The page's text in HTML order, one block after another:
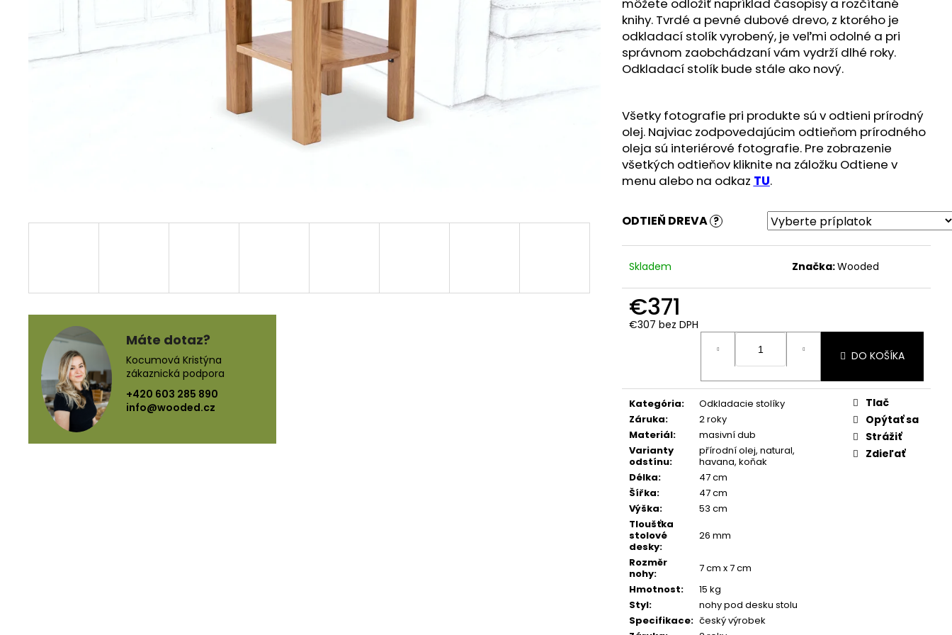
knihy. Tvrdé a pevné dubové drevo, z ktorého je
odkladací stolík vyrobený, je veľmi odolné a pri
správnom zaobchádzaní vám vydrží dlhé roky.
Odkladací stolík bude stále ako nový.
Všetky fotografie pri produkte sú v odtieni prírodný
olej. Najviac zodpovedajúcim odtieňom prírodného
oleja sú interiérové fotografie. Pre zobrazenie
všetkých odtieňov kliknite na záložku Odtiene v
menu alebo na odkaz TU.
ODTIEŇ DREVA ?
Skladem Značka:Wooded
€371
€307 bez DPH
DO KOŠÍKA
Kategória:
Odkladacie stolíky
Záruka:
2 roky
Materiál:
masivní dub
Varianty
odstínu:
přírodní olej, natural,
havana, koňak
Délka:
47 cm
Šířka:
47 cm
Výška:
53 cm
Tloušťka
stolové
desky:
26 mm
Rozměr
nohy:
7 cm x 7 cm
Hmotnost:
15 kg
Styl:
nohy pod desku stolu
Specifikace: český výrobek
Tlač
Opýtať sa
Strážiť
Zdieľať
Máte dotaz?
Kocumová Kristýna
zákaznická podpora
+420 603 285 890
info@wooded.cz